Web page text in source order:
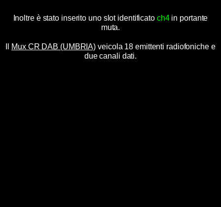
Inoltre è stato inserito uno slot identificato ch4in portante
muta.
Mux CR DAB (UMBRIA) veicola 18 emittenti radiofoniche e
due canali dati.